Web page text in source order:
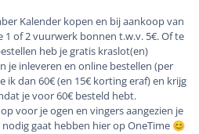
Kalender kopen en bij aankoop van
1 of 2 vuurwerk bonnen t.w.v. 5€. Of te
heb je gratis kraslot(en)
je inleveren en online bestellen (per
ik dan 60€ (en 15€ korting eraf) en krijg
je voor 60€ besteld hebt.
voor je ogen en vingers aangezien je
gaat hebben hier op OneTime 😊